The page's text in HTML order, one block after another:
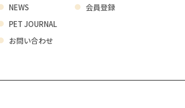
NEWS
PET JOURNAL
お問い合わせ
会員登録